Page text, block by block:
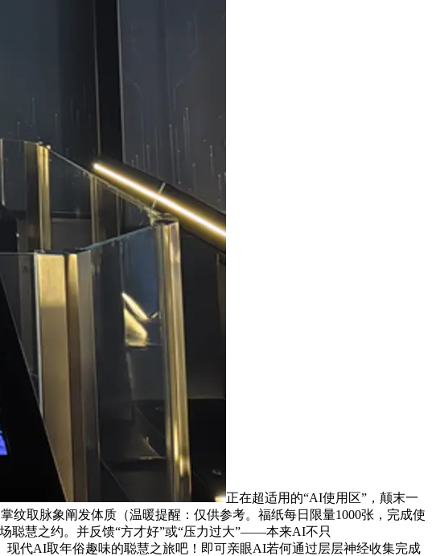
正在超适用的“AI使用区”，颠末一
取脉象阐发体质（温暖提醒：仅供参考。福纸每日限量1000张，完成使
聪慧之约。并反馈“方才好”或“压力过大”——本来AI不只
现代AI取年俗趣味的聪慧之旅吧！即可亲眼AI若何通过层层神经收集完成